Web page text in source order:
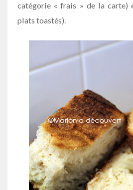
catégorie « frais » de la carte)
plats toastés).